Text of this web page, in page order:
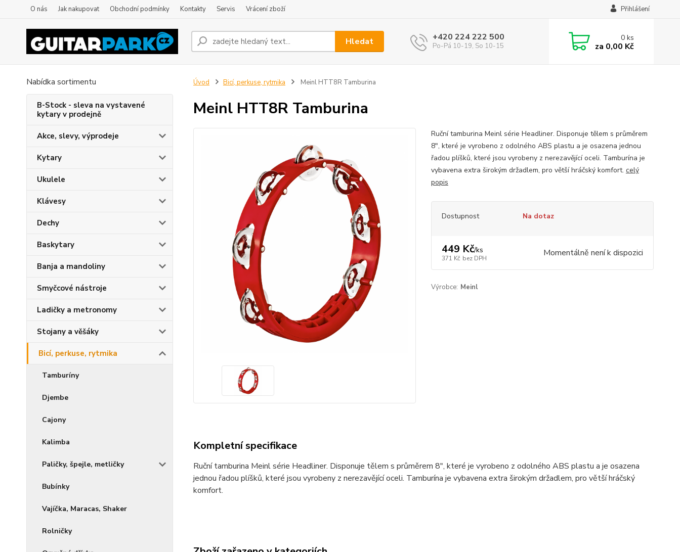
O nás Jak nakupovat Obchodní podmínky Kontakty Servis Vrácení zboží Přihlášení
Hledat +420 224 222 500
Po-Pá 10-19, So 10-15
0ks
za 0,00 Kč
Nabídka sortimentu
B-Stock - sleva na vystavené
kytary v prodejně
Akce, slevy, výprodeje
Kytary
Ukulele
Klávesy
Dechy
Baskytary
Banja a mandoliny
Smyčcové nástroje
Ladičky a metronomy
Stojany a věšáky
Bicí, perkuse, rytmika
Tamburíny
Djembe
Cajony
Kalimba
Paličky, špejle, metličky
Bubínky
Vajíčka, Maracas, Shaker
Rolničky
Úvod Bicí, perkuse, rytmika Meinl HTT8R Tamburina
Meinl HTT8R Tamburina
Ruční tamburina Meinl série Headliner. Disponuje tělem s průměrem
8", které je vyrobeno z odolného ABS plastu a je osazena jednou
řadou plíšků, které jsou vyrobeny z nerezavějící oceli. Tamburína je
vybavena extra širokým držadlem, pro větší hráčský komfort. celý
popis
Dostupnost Na dotaz
449 Kč/ks
371 Kč bez DPH Momentálně není k dispozici
Výrobce: Meinl
Kompletní specifikace
Ruční tamburina Meinl série Headliner. Disponuje tělem s průměrem 8", které je vyrobeno z odolného ABS plastu a je osazena
jednou řadou plíšků, které jsou vyrobeny z nerezavějící oceli. Tamburína je vybavena extra širokým držadlem, pro větší hráčský
komfort.